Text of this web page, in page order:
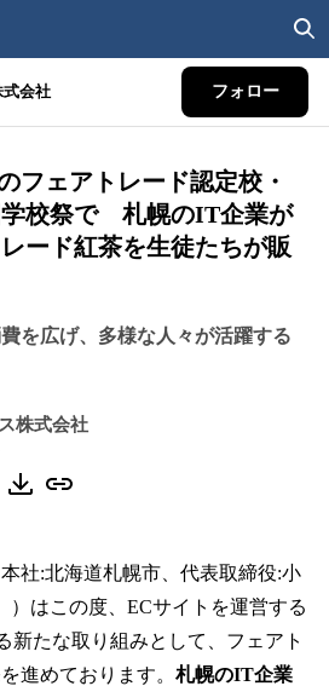
式会社 フォロー
フェアトレード認定校・
学校祭で 札幌のIT企業が
ード紅茶を生徒たちが販
を広げ、多様な人々が活躍する
株式会社
社:北海道札幌市、代表取締役:小
）はこの度、ECサイトを運営する
新たな取り組みとして、フェアト
進めております。 札幌のIT企業